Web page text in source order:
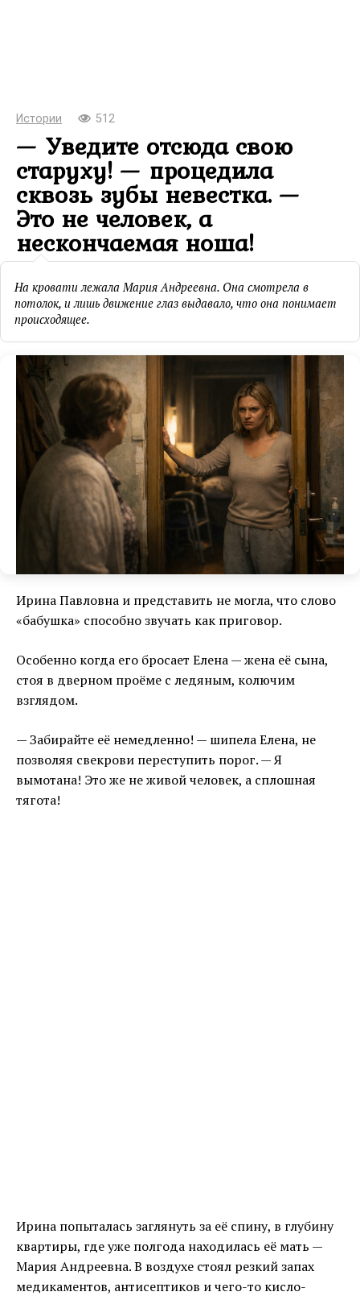
Истории 512
— Уведите отсюда свою
старуху! — процедила
сквозь зубы невестка. —
Это не человек, а
нескончаемая ноша!
На кровати лежала Мария Андреевна. Она смотрела в
потолок, и лишь движение глаз выдавало, что она понимает
происходящее.
Ирина Павловна и представить не могла, что слово
«бабушка» способно звучать как приговор.
Особенно когда его бросает Елена — жена её сына,
стоя в дверном проёме с ледяным, колючим
взглядом.
— Забирайте её немедленно! — шипела Елена, не
позволяя свекрови переступить порог. — Я
вымотана! Это же не живой человек, а сплошная
тягота!
Ирина попыталась заглянуть за её спину, в глубину
квартиры, где уже полгода находилась её мать —
Мария Андреевна. В воздухе стоял резкий запах
медикаментов, антисептиков и чего-то кисло-